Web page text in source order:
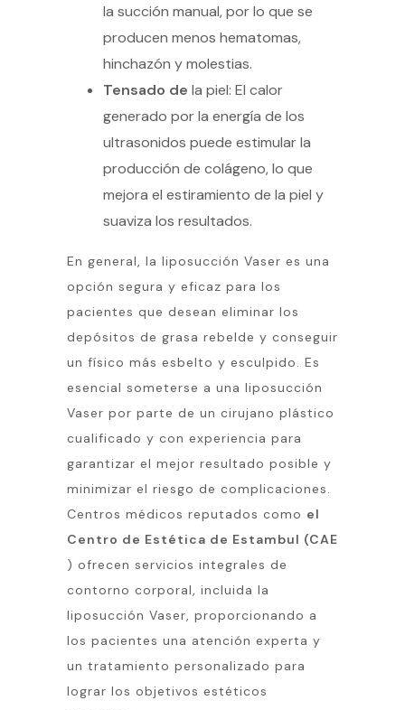
la succión manual, por lo que se
producen menos hematomas,
hinchazón y molestias.
Tensado de la piel: El calor
generado por la energía de los
ultrasonidos puede estimular la
producción de colágeno, lo que
mejora el estiramiento de la piel y
suaviza los resultados.
En general, la liposucción Vaser es una
opción segura y eficaz para los
pacientes que desean eliminar los
depósitos de grasa rebelde y conseguir
un físico más esbelto y esculpido. Es
esencial someterse a una liposucción
Vaser por parte de un cirujano plástico
cualificado y con experiencia para
garantizar el mejor resultado posible y
minimizar el riesgo de complicaciones.
Centros médicos reputados como el
Centro de Estética de Estambul (CAE
) ofrecen servicios integrales de
contorno corporal, incluida la
liposucción Vaser, proporcionando a
los pacientes una atención experta y
un tratamiento personalizado para
lograr los objetivos estéticos